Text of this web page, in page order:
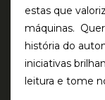
estas que
máquinas.
história do
iniciativas
leitura e tome